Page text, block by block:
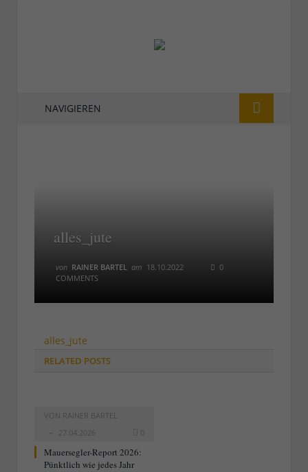
NAVIGIEREN
alles_jute
von RAINER BARTEL am 18.10.2022
0
COMMENTS
alles_jute
RELATED POSTS
VON RAINER BARTEL
27.04.2026
0
Mauersegler-Report 2026:
Pünktlich wie jedes Jahr